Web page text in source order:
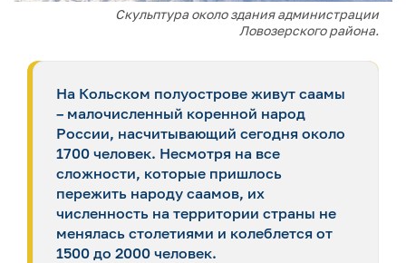
Скульптура около здания администрации
Ловозерского района.
На Кольском полуострове живут саамы
– малочисленный коренной народ
России, насчитывающий сегодня около
1700 человек. Несмотря на все
сложности, которые пришлось
пережить народу саамов, их
численность на территории страны не
менялась столетиями и колеблется от
1500 до 2000 человек.